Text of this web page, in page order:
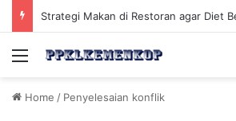
Menu
Home / Penyelesaian konflik